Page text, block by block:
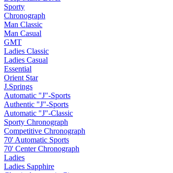
Sporty
Chronograph
Man Classic
Man Casual
GMT
Ladies Classic
Ladies Casual
Essential
Orient Star
J.Springs
Automatic "J"-Sports
Authentic "J"-Sports
Automatic "J"-Classic
Sporty Chronograph
Competitive Chronograph
70' Automatic Sports
70' Center Chronograph
Ladies
Ladies Sapphire